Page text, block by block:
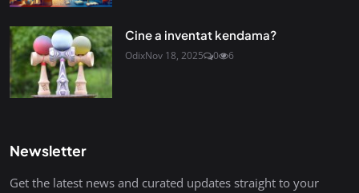
Cine a inventat kendama?
OdixNov 18, 2025 0 6
Newsletter
Get the latest news and curated updates straight to your